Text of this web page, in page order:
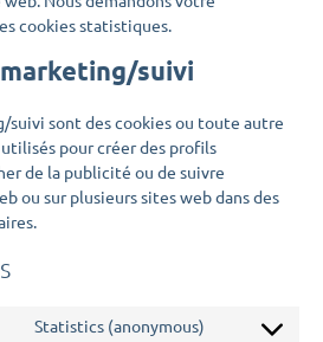
cookies statistiques.
suivi
suivi sont des cookies ou toute autre
pour créer des profils
de la publicité ou de suivre
ou sur plusieurs sites web dans des
Statistics (anonymous)